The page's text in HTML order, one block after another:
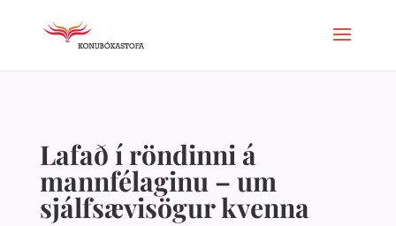
Lafað í röndinni á
mannfélaginu – um
sjálfsævisögur kvenna